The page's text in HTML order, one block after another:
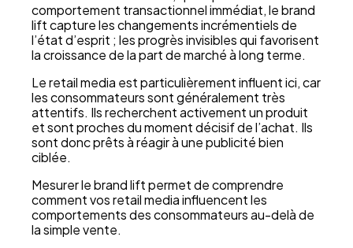
comportement transactionnel immédiat, le brand
lift capture les changements incrémentiels de
l’état d’esprit ; les progrès invisibles qui favorisent
la croissance de la part de marché à long terme.
Le retail media est particulièrement influent ici, car
les consommateurs sont généralement très
attentifs. Ils recherchent activement un produit
et sont proches du moment décisif de l’achat. Ils
sont donc prêts à réagir à une publicité bien
ciblée.
Mesurer le brand lift permet de comprendre
comment vos retail media influencent les
comportements des consommateurs au-delà de
la simple vente.